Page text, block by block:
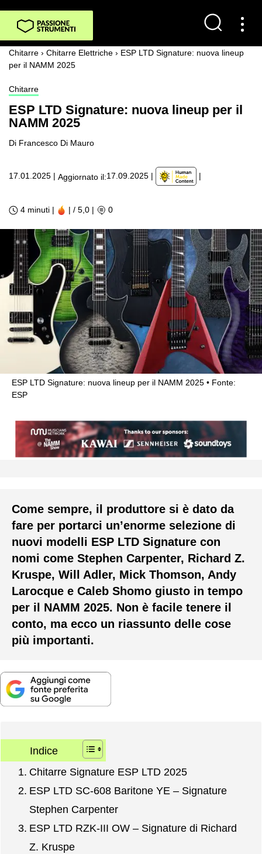
Chitarre › Chitarre Elettriche › ESP LTD Signature: nuova lineup
per il NAMM 2025
Chitarre
ESP LTD Signature: nuova lineup per il
NAMM 2025
Di Francesco Di Mauro
17.01.2025 | Aggiornato il:17.09.2025 | |
4 minuti | | / 5,0 | 0
ESP LTD Signature: nuova lineup per il NAMM 2025
Fonte:
ESP
Come sempre, il produttore si è dato da
fare per portarci un’enorme selezione di
nuovi modelli ESP LTD Signature con
nomi come Stephen Carpenter, Richard Z.
Kruspe, Will Adler, Mick Thomson, Andy
Larocque e Caleb Shomo giusto in tempo
per il NAMM 2025. Non è facile tenere il
conto, ma ecco un riassunto delle cose
più importanti.
Indice
Chitarre Signature ESP LTD 2025
ESP LTD SC-608 Baritone YE – Signature
Stephen Carpenter
ESP LTD RZK-III OW – Signature di Richard
Z. Kruspe